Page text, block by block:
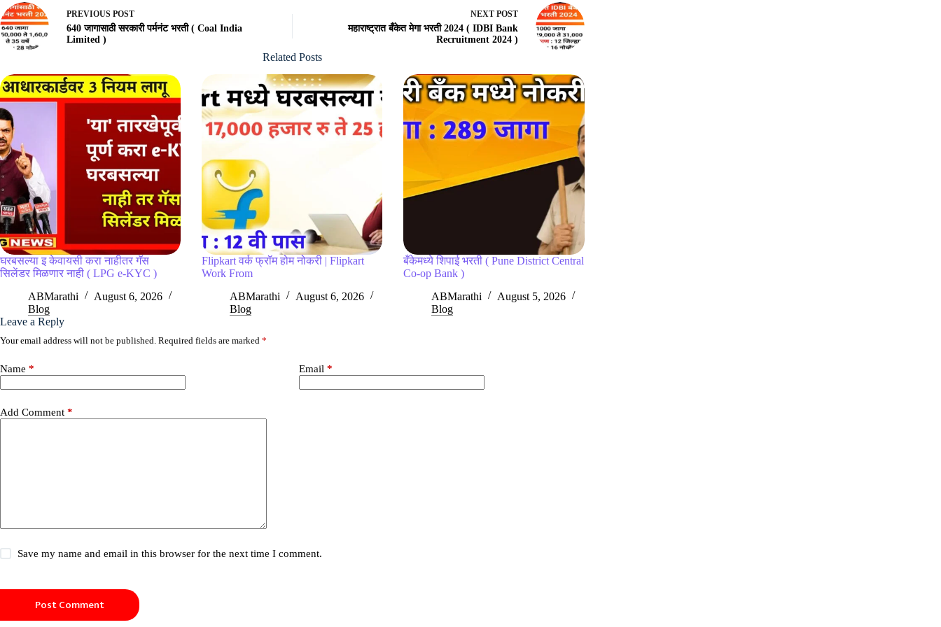
PREVIOUS POST
640 जागासाठी सरकारी पर्मनंट भरती ( Coal India
Limited )
NEXT POST
महाराष्ट्रात बँकेत मेगा भरती 2024 ( IDBI Bank
Recruitment 2024 )
Related Posts
घरबसल्या इ केवायसी करा नाहीतर गॅस
सिलेंडर मिळणार नाही ( LPG e-KYC )
ABMarathi
August 6, 2026
Blog
Flipkart वर्क फ्रॉम होम नोकरी | Flipkart
Work From
ABMarathi
August 6, 2026
Blog
बँकेमध्ये शिपाई भरती ( Pune District Central
Co-op Bank )
ABMarathi
August 5, 2026
Blog
Leave a Reply
Your email address will not be published. Required fields are marked *
Name * Email *
Add Comment *
Save my name and email in this browser for the next time I comment.
Post Comment